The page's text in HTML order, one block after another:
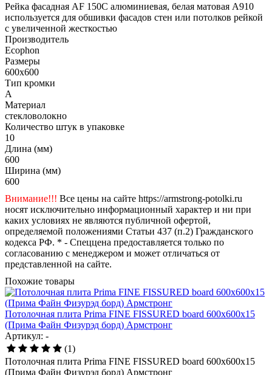
Рейка фасадная AF 150C алюминиевая, белая матовая A910
используется для обшивки фасадов стен или потолков рейкой
с увеличенной жесткостью
Производитель
Ecophon
Размеры
600x600
Тип кромки
A
Материал
стекловолокно
Количество штук в упаковке
10
Длина (мм)
600
Ширина (мм)
600
Внимание!!! Все цены на сайте https://armstrong-potolki.ru
носят исключительно информационный характер и ни при
каких условиях не являются публичной офертой,
определяемой положениями Статьи 437 (п.2) Гражданского
кодекса РФ. * - Спеццена предоставляется только по
согласованию с менеджером и может отличаться от
представленной на сайте.
Похожие товары
Потолочная плита Prima FINE FISSURED board 600x600x15
(Прима Файн Физурэд борд) Армстронг
Артикул: -
(1)
Потолочная плита Prima FINE FISSURED board 600x600x15
(Прима Файн Физурэд борд) Армстронг